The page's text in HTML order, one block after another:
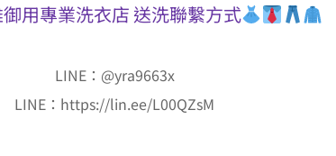
用專業洗衣店 送洗聯繫方式
LINE：@yra9663x
LINE：https://lin.ee/L00QZsM